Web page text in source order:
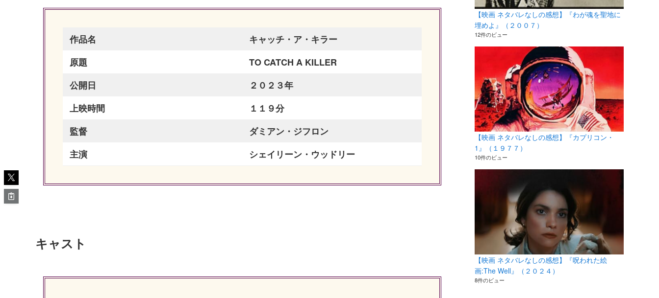
作品名
キャッチ・ア・キラー
原題
TO CATCH A KILLER
公開日
２０２３年
上映時間
１１９分
監督
ダミアン・ジフロン
主演
シェイリーン・ウッドリー
キャスト
【映画 ネタバレなしの感想】『わが魂を聖地に
埋めよ』（２００７）
12件のビュー
【映画 ネタバレなしの感想】『カプリコン・
1』（１９７７）
10件のビュー
【映画 ネタバレなしの感想】『呪われた絵
画:The Well』（２０２４）
8件のビュー